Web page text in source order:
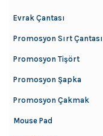
Evrak Çantası
Promosyon Sırt Çantası
Promosyon Tişört
Promosyon Şapka
Promosyon Çakmak
Mouse Pad